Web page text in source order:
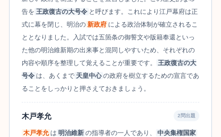
告を 王政復古の大号令 と呼びます。これにより江戸幕府は正
式に幕を閉じ、明治の 新政府 による政治体制が確立されるこ
ととなりました。入試では五箇条の御誓文や版籍奉還といっ
た他の明治維新期の出来事と混同しやすいため、それぞれの
内容や順序を整理して覚えることが重要です。
王政復古の大
号令 は、あくまで 天皇中心 の政府を樹立するための宣言であ
ることをしっかりと押さえておきましょう。
木戸孝允 2問出題
木戸孝允 は 明治維新 の指導者の一人であり、
中央集権国家